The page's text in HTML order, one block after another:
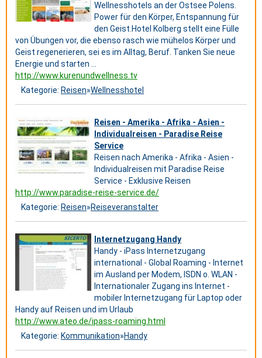
Wellnesshotels an der Ostsee Polens.
Power für den Körper, Entspannung für
den Geist.Hotel Kolberg stellt eine Fülle
von Übungen vor, die ebenso rasch wie mühelos Körper und
Geist regenerieren, sei es im Alltag, Beruf. Tanken Sie neue
Energie und starten ...
http://www.kurenundwellness.tv
Kategorie: Reisen»Wellnesshotel
Reisen - Amerika - Afrika - Asien -
Individualreisen - Paradise Reise
Service
Reisen nach Amerika - Afrika - Asien -
Individualreisen mit Paradise Reise
Service - Exklusive Reisen
http://www.paradise-reise-service.de/
Kategorie: Reisen»Reiseveranstalter
Internetzugang Handy
Handy - iPass Internetzugang
international - Global Roaming - Internet
im Ausland per Modem, ISDN o. WLAN -
Internationaler Zugang ins Internet -
mobiler Internetzugang für Laptop oder
Handy auf Reisen und im Urlaub
http://www.ateo.de/ipass-roaming.html
Kategorie: Kommunikation»Handy